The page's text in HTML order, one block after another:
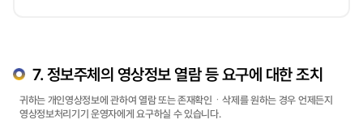
7. 정보주체의 영상정보 열람 등 요구에 대한 조치
귀하는 개인영상정보에 관하여 열람 또는 존재확인ㆍ삭제를 원하는 경우 언제든지
영상정보처리기기 운영자에게 요구하실 수 있습니다.